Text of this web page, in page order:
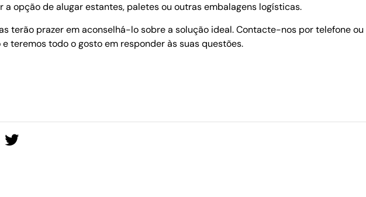
a opção de alugar estantes, paletes ou outras embalagens logísticas.
terão prazer em aconselhá-lo sobre a solução ideal. Contacte-nos por telefone ou
teremos todo o gosto em responder às suas questões.